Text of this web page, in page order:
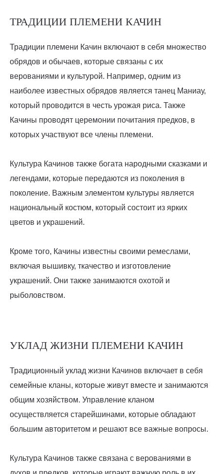
ТРАДИЦИИ ПЛЕМЕНИ КАЧИН
Традиции племени Качин включают в себя множество
обрядов и обычаев, которые связаны с их
верованиями и культурой. Например, одним из
наиболее известных обрядов является танец Маниау,
который проводится в честь урожая риса. Также
Качины проводят церемонии почитания предков, в
которых участвуют все члены племени.
Культура Качинов также богата народными сказками и
легендами, которые передаются из поколения в
поколение. Важным элементом культуры является
национальный костюм, который состоит из ярких
цветов и украшений.
Кроме того, Качины известны своими ремеслами,
включая вышивку, ткачество и изготовление
украшений. Они также занимаются охотой и
рыболовством.
УКЛАД ЖИЗНИ ПЛЕМЕНИ КАЧИН
Традиционный уклад жизни Качинов включает в себя
семейные кланы, которые живут вместе и занимаются
общим хозяйством. Управление кланом
осуществляется старейшинами, которые обладают
большим авторитетом и решают все важные вопросы.
Культура Качинов также связана с верованиями в